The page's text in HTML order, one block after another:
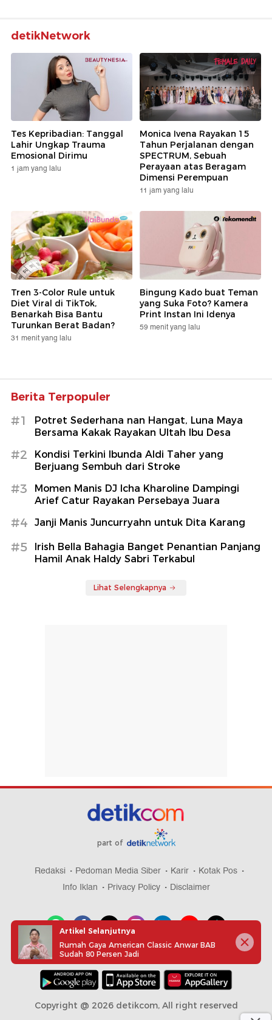
detikNetwork
Tes Kepribadian: Tanggal
Lahir Ungkap Trauma
Emosional Dirimu
1 jam yang lalu
Monica Ivena Rayakan 15
Tahun Perjalanan dengan
SPECTRUM, Sebuah
Perayaan atas Beragam
Dimensi Perempuan
11 jam yang lalu
Tren 3-Color Rule untuk
Diet Viral di TikTok,
Benarkah Bisa Bantu
Turunkan Berat Badan?
31 menit yang lalu
Bingung Kado buat Teman
yang Suka Foto? Kamera
Print Instan Ini Idenya
59 menit yang lalu
Berita Terpopuler
#1
Potret Sederhana nan Hangat, Luna Maya
Bersama Kakak Rayakan Ultah Ibu Desa
#2
Kondisi Terkini Ibunda Aldi Taher yang
Berjuang Sembuh dari Stroke
#3
Momen Manis DJ Icha Kharoline Dampingi
Arief Catur Rayakan Persebaya Juara
#4 Janji Manis Juncurryahn untuk Dita Karang
#5
Irish Bella Bahagia Banget Penantian Panjang
Hamil Anak Haldy Sabri Terkabul
Lihat Selengkapnya
part of
Redaksi Pedoman Media Siber Karir
Kotak Pos
Info Iklan
Privacy Policy Disclaimer
Download aplikasi detikcom
Copyright @ 2026 detikcom, All right reserved
Artikel Selanjutnya
Rumah Gaya American Classic Anwar BAB
Sudah 80 Persen Jadi